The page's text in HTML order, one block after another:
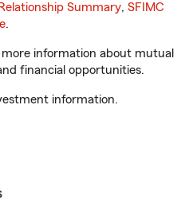
Summary, SFIMC
.
information about mutual
financial opportunities.
information.